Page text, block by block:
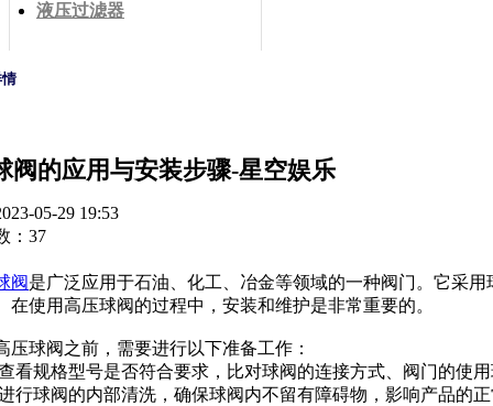
液压过滤器
阀的应用与安装步骤-星空娱乐
05-29 19:53
：37
阀 是广泛应用于石油、化工、冶金等领域的一种阀门。它采
在使用高压球阀的过程中，安装和维护是非常重要的。
压球阀之前，需要进行以下准备工作：
规格型号是否符合要求，比对球阀的连接方式、阀门的使
行球阀的内部清洗，确保球阀内不留有障碍物，影响产品的